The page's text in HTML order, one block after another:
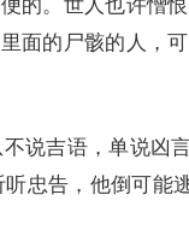
的。世人也许憎恨
面的尸骸的人，
说吉语，单说凶
忠告，他倒可能